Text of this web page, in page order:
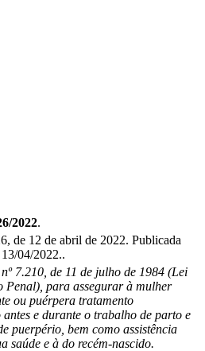
2022.
de 12 de abril de 2022. Publicada
04/2022..
7.210, de 11 de julho de 1984 (Lei
Penal), para assegurar à mulher
ou puérpera tratamento
e durante o trabalho de parto e
puerpério, bem como assistência
saúde e à do recém-nascido.